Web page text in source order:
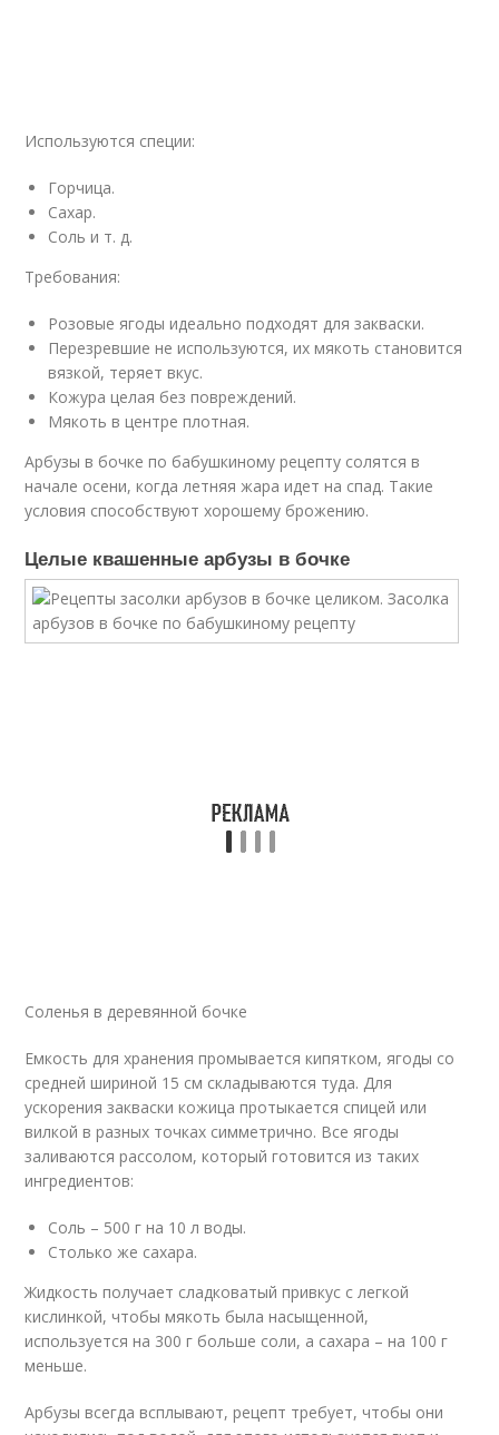
Используются специи:
Горчица.
Сахар.
Соль и т. д.
Требования:
Розовые ягоды идеально подходят для закваски.
Перезревшие не используются, их мякоть становится
вязкой, теряет вкус.
Кожура целая без повреждений.
Мякоть в центре плотная.
Арбузы в бочке по бабушкиному рецепту солятся в
начале осени, когда летняя жара идет на спад. Такие
условия способствуют хорошему брожению.
Целые квашенные арбузы в бочке
Соленья в деревянной бочке
Емкость для хранения промывается кипятком, ягоды со
средней шириной 15 см складываются туда. Для
ускорения закваски кожица протыкается спицей или
вилкой в разных точках симметрично. Все ягоды
заливаются рассолом, который готовится из таких
ингредиентов:
Соль – 500 г на 10 л воды.
Столько же сахара.
Жидкость получает сладковатый привкус с легкой
кислинкой, чтобы мякоть была насыщенной,
используется на 300 г больше соли, а сахара – на 100 г
меньше.
Арбузы всегда всплывают, рецепт требует, чтобы они